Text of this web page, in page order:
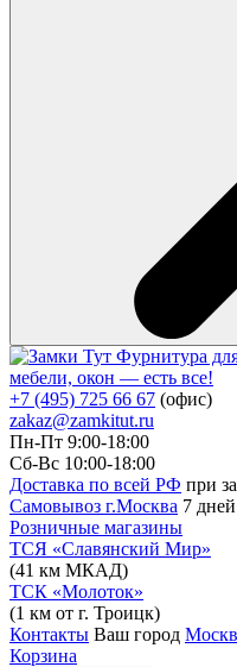
Фурнитура
мебели, окон — есть все!
+7 (495) 725 66 67 (офис)
zakaz@zamkitut.ru
Пн-Пт 9:00-18:00
Сб-Вс 10:00-18:00
Доставка по всей РФ при
Самовывоз г.Москва 7
Розничные магазины
ТСЯ «Славянский Мир»
(41 км МКАД)
ТСК «Молоток»
(1 км от г. Троицк)
Контакты Ваш город
Корзина